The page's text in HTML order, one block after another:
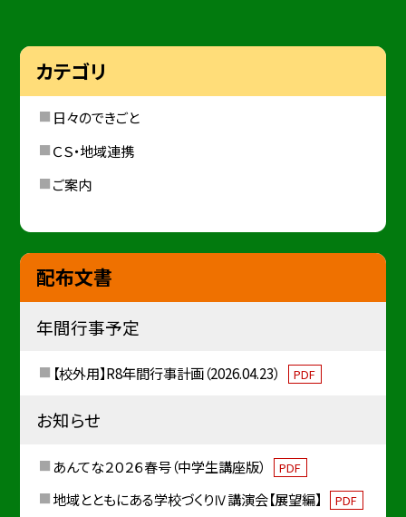
カテゴリ
日々のできごと
ＣＳ・地域連携
ご案内
配布文書
年間行事予定
【校外用】R8年間行事計画（2026.04.23） PDF
お知らせ
あんてな２０２６春号（中学生講座版） PDF
地域とともにある学校づくりⅣ講演会【展望編】 PDF